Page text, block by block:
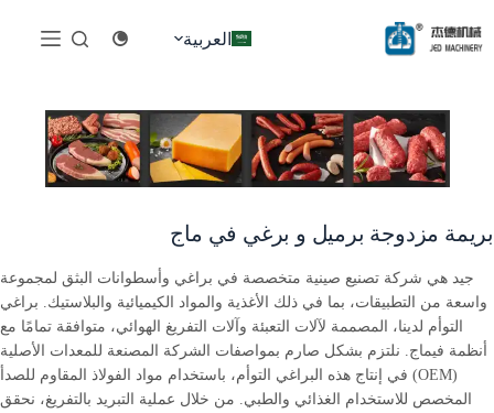
إلى
المحتوى
العربية
بريمة مزدوجة برميل و برغي في ماج
جيد هي شركة تصنيع صينية متخصصة في براغي وأسطوانات البثق لمجموعة
واسعة من التطبيقات، بما في ذلك الأغذية والمواد الكيميائية والبلاستيك. براغي
التوأم لدينا، المصممة لآلات التعبئة وآلات التفريغ الهوائي، متوافقة تمامًا مع
أنظمة فيماج. نلتزم بشكل صارم بمواصفات الشركة المصنعة للمعدات الأصلية
(OEM) في إنتاج هذه البراغي التوأم، باستخدام مواد الفولاذ المقاوم للصدأ
المخصص للاستخدام الغذائي والطبي. من خلال عملية التبريد بالتفريغ، نحقق